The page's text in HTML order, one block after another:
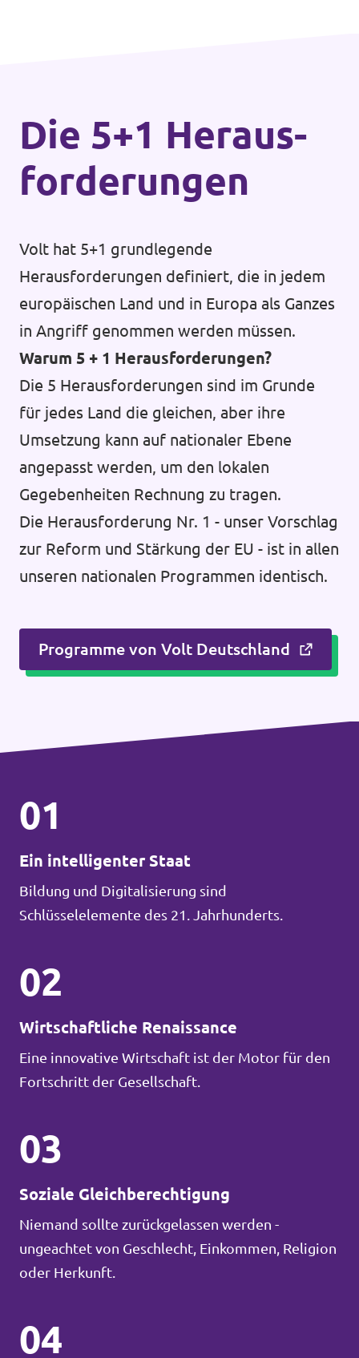
Die 5+1 Heraus­
forderungen
Volt hat 5+1 grundlegende
Herausforderungen definiert, die in jedem
europäischen Land und in Europa als Ganzes
in Angriff genommen werden müssen.
Warum 5 + 1 Herausforderungen?
Die 5 Herausforderungen sind im Grunde
für jedes Land die gleichen, aber ihre
Umsetzung kann auf nationaler Ebene
angepasst werden, um den lokalen
Gegebenheiten Rechnung zu tragen.
Die Herausforderung Nr. 1 - unser Vorschlag
zur Reform und Stärkung der EU - ist in allen
unseren nationalen Programmen identisch.
Programme von Volt Deutschland
01
Ein intelligenter Staat
Bildung und Digitalisierung sind
Schlüsselelemente des 21. Jahrhunderts.
02
Wirtschaftliche Renaissance
Eine innovative Wirtschaft ist der Motor für den
Fortschritt der Gesellschaft.
03
Soziale Gleichberechtigung
Niemand sollte zurückgelassen werden -
ungeachtet von Geschlecht, Einkommen, Religion
oder Herkunft.
04